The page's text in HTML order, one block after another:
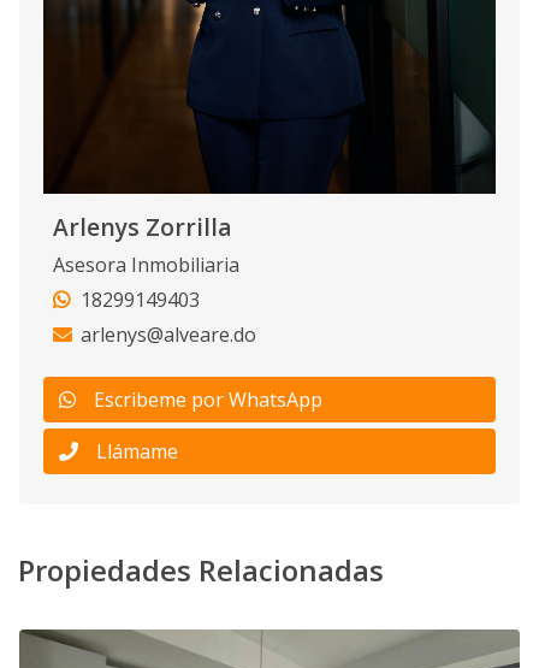
Arlenys Zorrilla
Asesora Inmobiliaria
18299149403
arlenys@alveare.do
Escribeme por WhatsApp
Llámame
Propiedades Relacionadas